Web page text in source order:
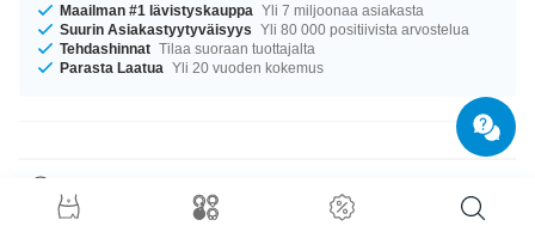
Maailman #1 lävistyskauppa Yli 7 miljoonaa asiakasta
Suurin Asiakastyytyväisyys Yli 80 000 positiivista arvostelua
Tehdashinnat Tilaa suoraan tuottajalta
Parasta Laatua Yli 20 vuoden kokemus
Missä päin vartaloa tämä tekotimantein koristeltu pallo kimaltelee, sen